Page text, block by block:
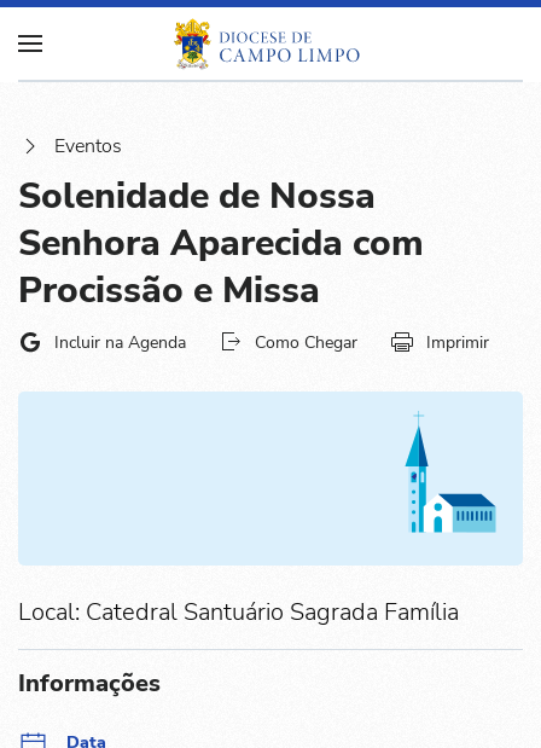
Eventos
Solenidade de Nossa
Senhora Aparecida com
Procissão e Missa
Incluir na Agenda Como Chegar Imprimir
Local: Catedral Santuário Sagrada Família
Informações
Data